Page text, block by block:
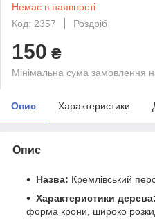
Немає в наявності
Код: 2357
Роздріб
150 ₴
Мінімальна сума замовлення
Опис Характеристики
Опис
Назва: Кремлівський
Характеристики дерева:
форма крони, широко